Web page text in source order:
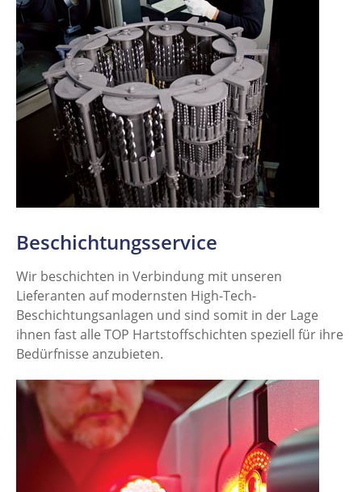
Beschichtungsservice
Wir beschichten in Verbindung mit unseren
Lieferanten auf modernsten High-Tech-
Beschichtungsanlagen und sind somit in der Lage
ihnen fast alle TOP Hartstoffschichten speziell für ihre
Bedürfnisse anzubieten.